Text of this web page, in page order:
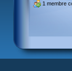
1 membre